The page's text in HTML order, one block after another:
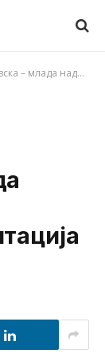
репрезентација на Македонија